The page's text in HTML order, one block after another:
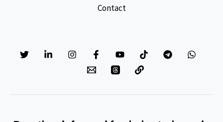
Contact